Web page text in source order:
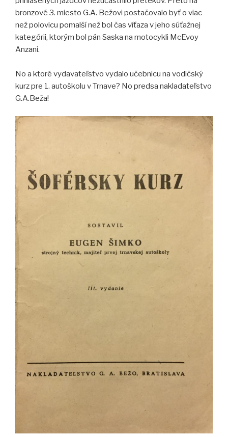
bronzové 3. miesto G.A. Bežovi postačovalo byť o viac
než polovicu pomalší než bol čas víťaza v jeho súťažnej
kategórii, ktorým bol pán Saska na motocykli McEvoy
Anzani.
No a ktoré vydavateľstvo vydalo učebnicu na vodičský
kurz pre 1. autoškolu v Trnave? No predsa nakladateľstvo
G.A.Beža!